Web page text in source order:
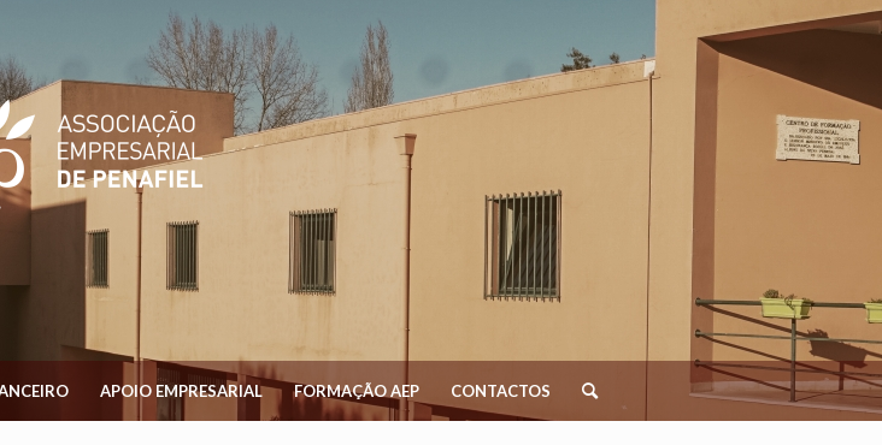
APOIO EMPRESARIAL FORMAÇÃO AEP CONTACTOS